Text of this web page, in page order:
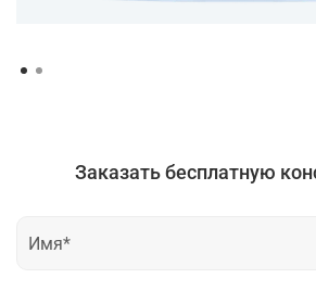
Заказать бесплатную